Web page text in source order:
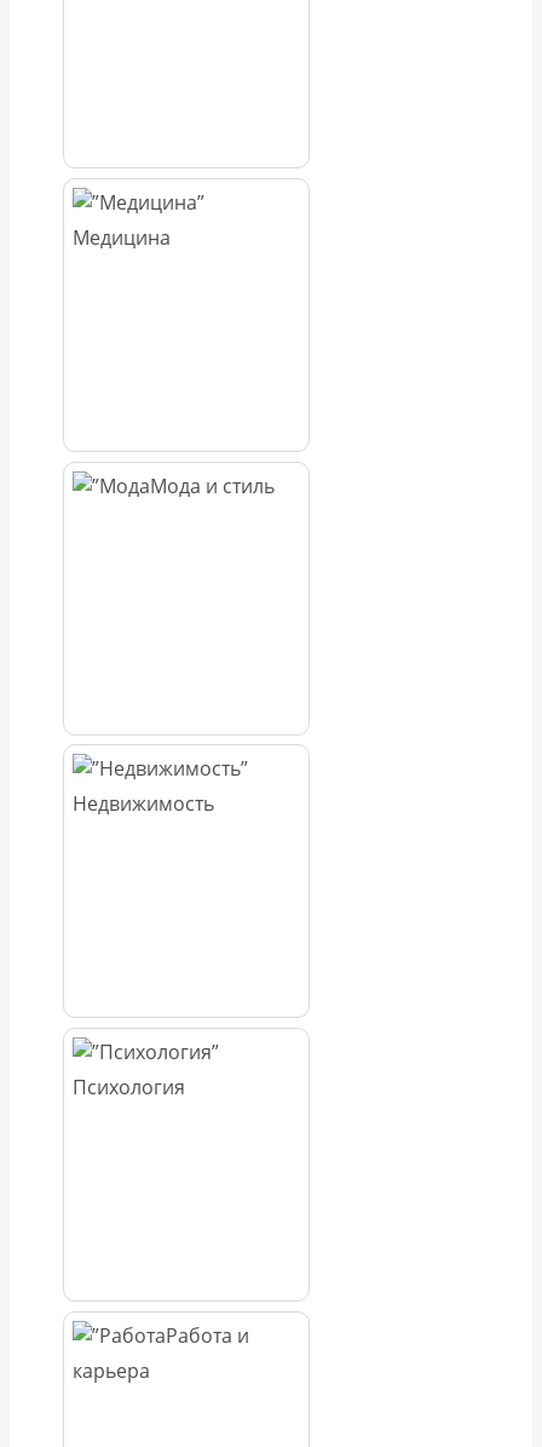
Медицина
Мода и стиль
Недвижимость
Психология
Работа и
карьера